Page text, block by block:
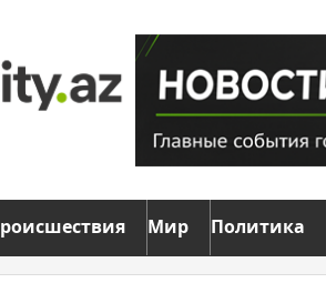
Мир Политика